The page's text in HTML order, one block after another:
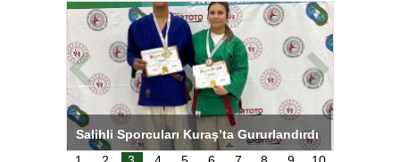
Salihli Sporcuları Kuraş’ta Gururlandırdı